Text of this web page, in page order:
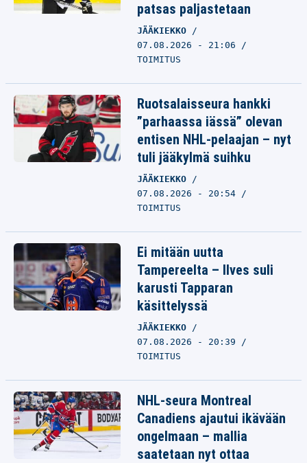
patsas paljastetaan
JÄÄKIEKKO
07.08.2026 - 21:06
TOIMITUS
Ruotsalaisseura hankki
”parhaassa iässä” olevan
entisen NHL-pelaajan – nyt
tuli jääkylmä suihku
JÄÄKIEKKO
07.08.2026 - 20:54
TOIMITUS
Ei mitään uutta
Tampereelta – Ilves suli
karusti Tapparan
käsittelyssä
JÄÄKIEKKO
07.08.2026 - 20:39
TOIMITUS
NHL-seura Montreal
Canadiens ajautui ikävään
ongelmaan – mallia
saatetaan nyt ottaa